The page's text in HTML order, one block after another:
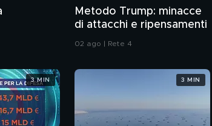
Metodo Trump: minacce
di attacchi e ripensamenti
02 ago | Rete 4
3 MIN 3 MIN